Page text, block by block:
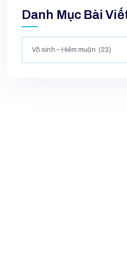
Danh Mục Bài
Vô sinh – Hiếm muộn (23)